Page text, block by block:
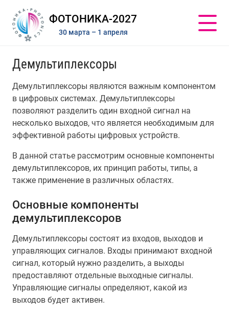
ФОТОНИКА-2027
30 марта – 1 апреля
Демультиплексоры
Демультиплексоры являются важным компонентом
в цифровых системах. Демультиплексоры
позволяют разделить один входной сигнал на
несколько выходов, что является необходимым для
эффективной работы цифровых устройств.
В данной статье рассмотрим основные компоненты
демультиплексоров, их принцип работы, типы, а
также применение в различных областях.
Основные компоненты
демультиплексоров
Демультиплексоры состоят из входов, выходов и
управляющих сигналов. Входы принимают входной
сигнал, который нужно разделить, а выходы
предоставляют отдельные выходные сигналы.
Управляющие сигналы определяют, какой из
выходов будет активен.